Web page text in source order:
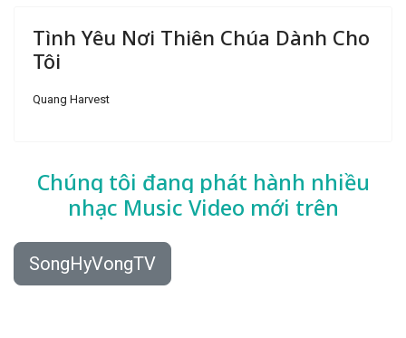
Tình Yêu Nơi Thiên Chúa Dành Cho
Tôi
Quang Harvest
Chúng tôi đang phát hành nhiều
nhạc Music Video mới trên
SongHyVongTV